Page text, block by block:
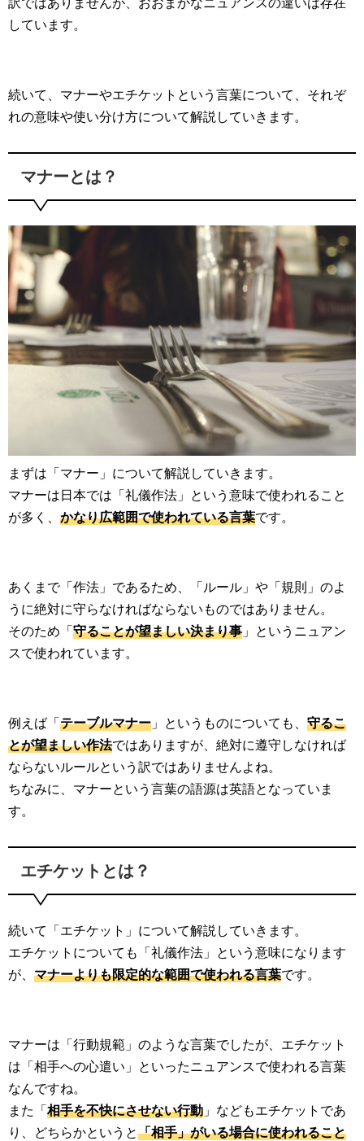
しています。
続いて、マナーやエチケットという言葉について、それぞ
れの意味や使い分け方について解説していきます。
マナーとは？
まずは「マナー」について解説していきます。
マナーは日本では「礼儀作法」という意味で使われること
が多く、 かなり広範囲で使われている言葉です。
あくまで「作法」であるため、「ルール」や「規則」のよ
うに絶対に守らなければならないものではありません。
そのため「守ることが望ましい決まり事 」というニュアン
スで使われています。
例えば「テーブルマナー 」というものについても、 守るこ
とが望ましい作法ではありますが、絶対に遵守しなければ
ならないルールという訳ではありませんよね。
ちなみに、マナーという言葉の語源は英語となっていま
す。
エチケットとは？
続いて「エチケット」について解説していきます。
エチケットについても「礼儀作法」という意味になります
が、 マナーよりも限定的な範囲で使われる言葉です。
マナーは「行動規範」のような言葉でしたが、エチケット
は「相手への心遣い」といったニュアンスで使われる言葉
なんですね。
また「相手を不快にさせない行動 」などもエチケットであ
り、どちらかというと「相手」がいる場合に使われること